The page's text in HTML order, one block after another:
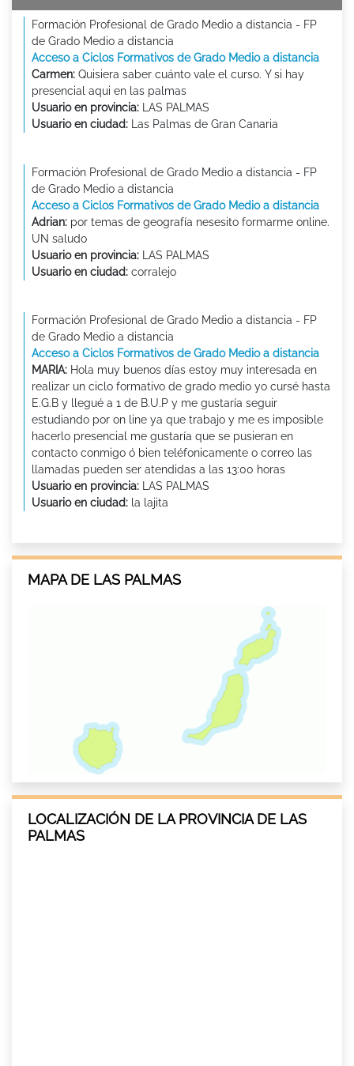
Formación Profesional de Grado Medio a distancia - FP
de Grado Medio a distancia
Acceso a Ciclos Formativos de Grado Medio a distancia
Carmen: Quisiera saber cuánto vale el curso. Y si hay
presencial aqui en las palmas
Usuario en provincia: LAS PALMAS
Usuario en ciudad: Las Palmas de Gran Canaria
Formación Profesional de Grado Medio a distancia - FP
de Grado Medio a distancia
Acceso a Ciclos Formativos de Grado Medio a distancia
Adrian: por temas de geografía nesesito formarme online.
UN saludo
Usuario en provincia: LAS PALMAS
Usuario en ciudad: corralejo
Formación Profesional de Grado Medio a distancia - FP
de Grado Medio a distancia
Acceso a Ciclos Formativos de Grado Medio a distancia
MARIA: Hola muy buenos días estoy muy interesada en
realizar un ciclo formativo de grado medio yo cursé hasta
E.G.B y llegué a 1 de B.U.P y me gustaría seguir
estudiando por on line ya que trabajo y me es imposible
hacerlo presencial me gustaría que se pusieran en
contacto conmigo ó bien teléfonicamente o correo las
llamadas pueden ser atendidas a las 13:00 horas
Usuario en provincia: LAS PALMAS
Usuario en ciudad: la lajita
MAPA DE LAS PALMAS
LOCALIZACIÓN DE LA PROVINCIA DE LAS
PALMAS